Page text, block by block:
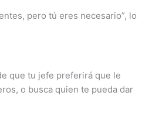
pero tú eres necesario”, lo
que tu jefe preferirá que le
o busca quien te pueda dar